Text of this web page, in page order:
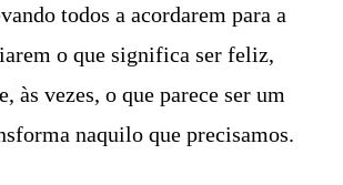
todos a acordarem para a
o que significa ser feliz,
às vezes, o que parece ser um
naquilo que precisamos.